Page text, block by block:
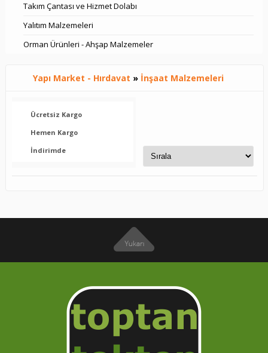
Takım Çantası ve Hizmet Dolabı
Yalıtım Malzemeleri
Orman Ürünleri - Ahşap Malzemeler
Yapı Market - Hırdavat » İnşaat Malzemeleri
Ücretsiz Kargo
Hemen Kargo
İndirimde